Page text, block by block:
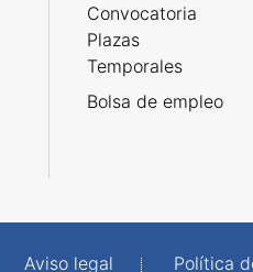
Convocatoria
Plazas
Temporales
Bolsa de empleo
Aviso legal Política